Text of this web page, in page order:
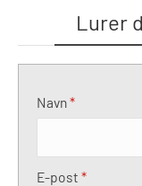
Lurer
Navn*
E-post *